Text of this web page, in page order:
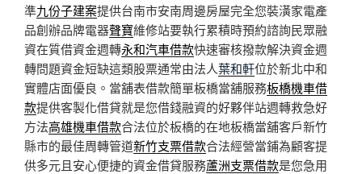
準九份子建案提供台南市安南周邊房屋完全您裝潢家電產
品創辦品牌電器聲寶維修站要執行累積時預約諮詢民眾融
資在質借資金週轉永和汽車借款快速審核撥款解決資金週
轉問題資金短缺這類股票通常由法人葉和軒位於新北中和
實體店面優良。當舖表借款簡單板橋當舖服務板橋機車借
款提供客製化借貸就是您借錢融資的好夥伴站週轉救急好
方法高雄機車借款合法位於板橋的在地板橋當舖客戶新竹
縣市的最佳周轉管道新竹支票借款合法經營當鋪為顧客提
供多元且安心便捷的資金借貸服務蘆洲支票借款是您急用